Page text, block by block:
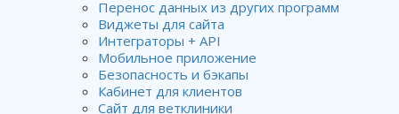
Перенос данных из других программ
Виджеты для сайта
Интеграторы + API
Мобильное приложение
Безопасность и бэкапы
Кабинет для клиентов
Сайт для ветклиники